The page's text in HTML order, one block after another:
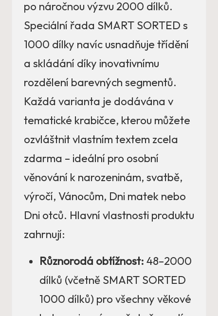
po náročnou výzvu 2000 dílků.
Speciální řada SMART SORTED s
1000 dílky navíc usnadňuje třídění
a skládání díky inovativnímu
rozdělení barevných segmentů.
Každá varianta je dodávána v
tematické krabičce, kterou můžete
ozvláštnit vlastním textem zcela
zdarma – ideální pro osobní
věnování k narozeninám, svatbě,
výročí, Vánocům, Dni matek nebo
Dni otců. Hlavní vlastnosti produktu
zahrnují:
Různorodá obtížnost: 48–2000
dílků (včetně SMART SORTED
1000 dílků) pro všechny věkové